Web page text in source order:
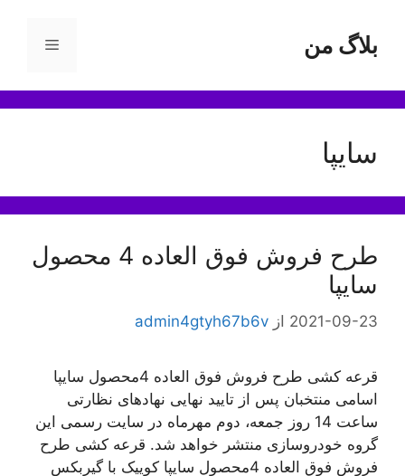
محتوابلاگ من فهرست
سایپا
طرح فروش فوق العاده 4 محصول
سایپا
2021-09-23 از admin4gtyh67b6v
قرعه کشی طرح فروش فوق العاده 4محصول سایپا
اسامی منتخبان پس از تايید نهایی نهاد‌های نظارتی
ساعت 14 روز جمعه، دوم مهرماه در سایت رسمی این
گروه خودروسازی منتشر خواهد شد. قرعه کشی طرح
فروش فوق العاده 4محصول سایپا کوییک با گیربکس